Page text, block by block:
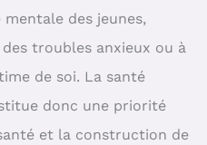
des jeunes,
troubles anxieux ou à
de soi. La santé
donc une priorité
et la construction de